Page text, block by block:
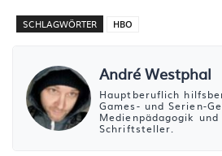
SCHLAGWÖRTER HBO
André Westphal
Hauptberuflich
Games- und Serien-
Medienpädagogik
Schriftsteller.